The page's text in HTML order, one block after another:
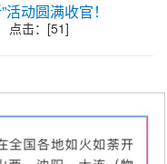
动圆满收官！
点击：[51]